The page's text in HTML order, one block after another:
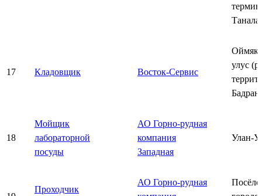
17 Кладовщик Восток-Сервис
улус
Бадран
18
Мойщик
лабораторной
посуды
АО Горно-рудная
компания
Западная
Улан-
Проходчик
АО Горно-рудная